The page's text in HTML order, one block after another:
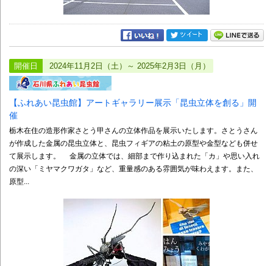
開催日 2024年11月2日（土）～ 2025年2月3日（月）
【ふれあい昆虫館】アートギャラリー展示「昆虫立体を創る」開
催
栃木在住の造形作家さとう甲さんの立体作品を展示いたします。さとうさん
が作成した金属の昆虫立体と、昆虫フィギアの粘土の原型や金型なども併せ
て展示します。 金属の立体では、細部まで作り込まれた「カ」や思い入れ
の深い「ミヤマクワガタ」など、重量感のある雰囲気が味わえます。また、
原型...